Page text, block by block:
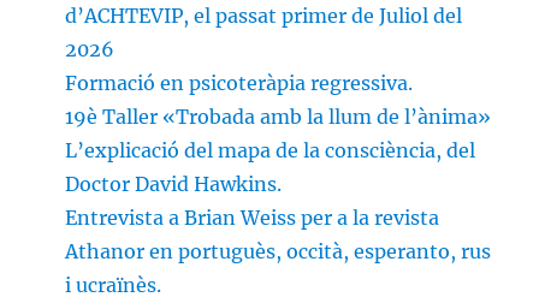
d’ACHTEVIP, el passat primer de Juliol del
2026
Formació en psicoteràpia regressiva.
19è Taller «Trobada amb la llum de l’ànima»
L’explicació del mapa de la consciència, del
Doctor David Hawkins.
Entrevista a Brian Weiss per a la revista
Athanor en portuguès, occità, esperanto, rus
i ucraïnès.